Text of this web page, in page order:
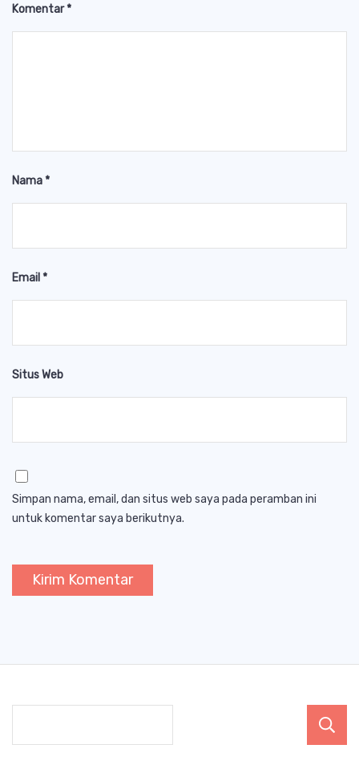
Komentar*
Nama*
Email *
Situs Web
Simpan nama, email, dan situs web saya pada peramban ini
untuk komentar saya berikutnya.